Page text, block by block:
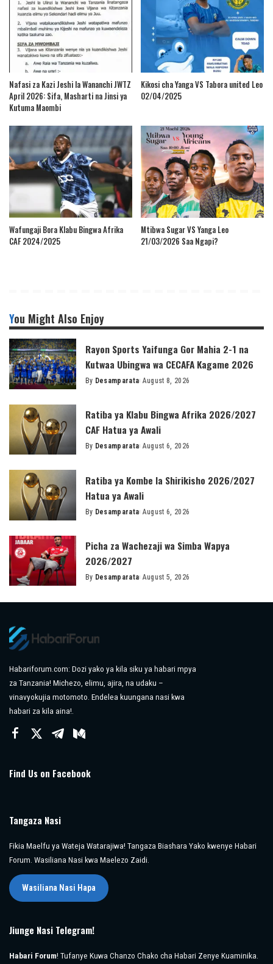
Nafasi za Kazi Jeshi la Wananchi JWTZ
April 2026: Sifa, Masharti na Jinsi ya
Kutuma Maombi
Kikosi cha Yanga VS Tabora united Leo
02/04/2025
Wafungaji Bora Klabu Bingwa Afrika
CAF 2024/2025
Mtibwa Sugar VS Yanga Leo
21/03/2026 Saa Ngapi?
You Might Also Enjoy
Rayon Sports Yaifunga Gor Mahia 2-1 na
Kutwaa Ubingwa wa CECAFA Kagame 2026
Posted
By Desamparata August 8, 2026
Ratiba ya Klabu Bingwa Afrika 2026/2027
CAF Hatua ya Awali
Posted
By Desamparata August 6, 2026
Ratiba ya Kombe la Shirikisho 2026/2027
Hatua ya Awali
Posted
By Desamparata August 6, 2026
Picha za Wachezaji wa Simba Wapya
2026/2027
Posted
By Desamparata August 5, 2026
Habariforum.com: Dozi yako ya kila siku ya habari mpya
za Tanzania! Michezo, elimu, ajira, na udaku –
vinavyokujia motomoto. Endelea kuungana nasi kwa
habari za kila aina!.
Find Us on Facebook
Tangaza Nasi
Fikia Maelfu ya Wateja Watarajiwa! Tangaza Biashara Yako kwenye Habari
Forum. Wasiliana Nasi kwa Maelezo Zaidi.
Wasiliana Nasi Hapa
Jiunge Nasi Telegram!
Habari Forum! Tufanye Kuwa Chanzo Chako cha Habari Zenye Kuaminika.